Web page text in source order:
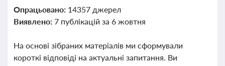
Опрацьовано: 14357 джерел
Виявлено: 7 публікацій за 6 жовтня
На основі зібраних матеріалів ми сформували
короткі відповіді на актуальні запитання. Ви